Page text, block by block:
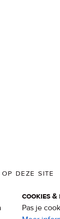
OP DEZE SITE
cookies
Pas je